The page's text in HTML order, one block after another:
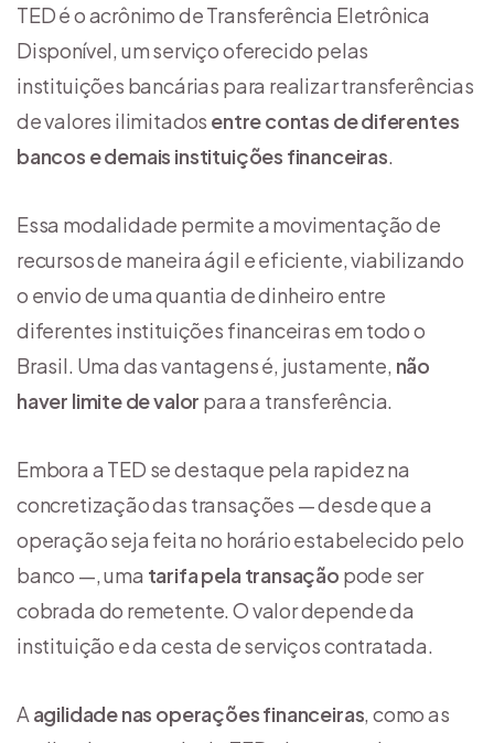
TED é o acrônimo de Transferência Eletrônica
Disponível, um serviço oferecido pelas
instituições bancárias para realizar transferências
de valores ilimitados entre contas de diferentes
bancos e demais instituições financeiras.
Essa modalidade permite a movimentação de
recursos de maneira ágil e eficiente, viabilizando
o envio de uma quantia de dinheiro entre
diferentes instituições financeiras em todo o
Brasil. Uma das vantagens é, justamente, não
haver limite de valor para a transferência.
Embora a TED se destaque pela rapidez na
concretização das transações — desde que a
operação seja feita no horário estabelecido pelo
banco —, uma tarifa pela transação pode ser
cobrada do remetente. O valor depende da
instituição e da cesta de serviços contratada.
A agilidade nas operações financeiras, como as